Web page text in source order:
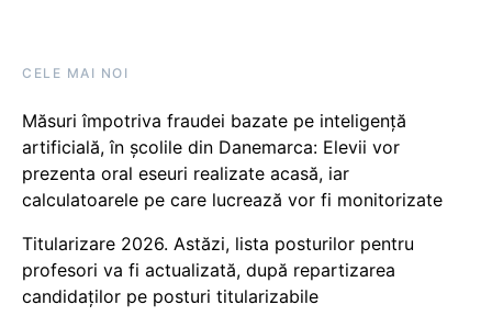
CELE MAI NOI
Măsuri împotriva fraudei bazate pe inteligență
artificială, în școlile din Danemarca: Elevii vor
prezenta oral eseuri realizate acasă, iar
calculatoarele pe care lucrează vor fi monitorizate
Titularizare 2026. Astăzi, lista posturilor pentru
profesori va fi actualizată, după repartizarea
candidaților pe posturi titularizabile